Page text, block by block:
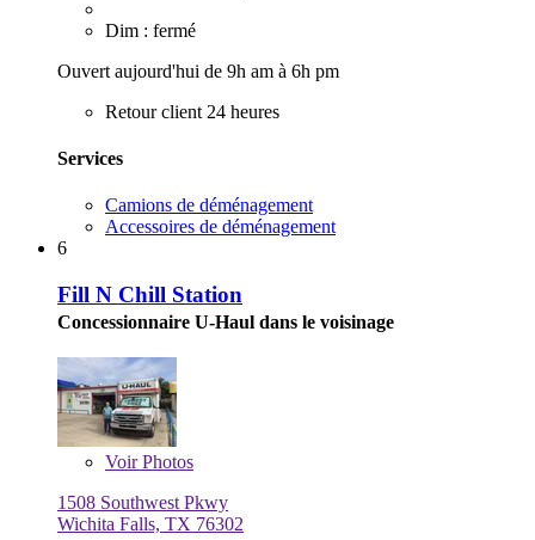
Dim : fermé
Ouvert aujourd'hui de 9h am à 6h pm
Retour client 24 heures
Services
Camions de déménagement
Accessoires de déménagement
6
Fill N Chill Station
Concessionnaire U-Haul dans le voisinage
VoirPhotos
1508 Southwest Pkwy
Wichita Falls, TX 76302